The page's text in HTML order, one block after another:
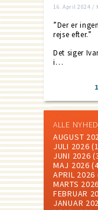
16. April 2024 /
”Der er
rejse efter.”
Det siger
i…
1
ALLE
AUGUST
JULI 2026
JUNI 2026
MAJ 2026
APRIL 2026
MARTS 2026
FEBRUAR
JANUAR